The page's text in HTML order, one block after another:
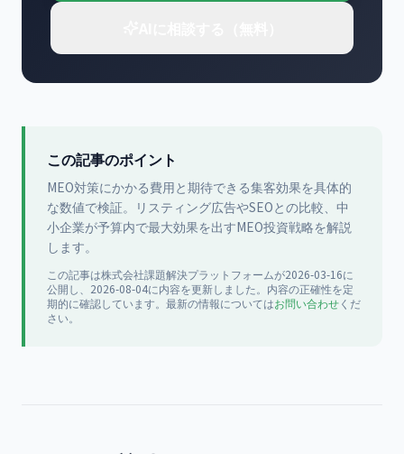
この記事のポイント
MEO対策にかかる費用と期待できる集客効果を具体的
な数値で検証。リスティング広告やSEOとの比較、中
小企業が予算内で最大効果を出すMEO投資戦略を解説
します。
この記事は株式会社課題解決プラットフォームが2026-03-16に
公開し、2026-08-04に内容を更新しました。内容の正確性を定
期的に確認しています。最新の情報についてはお問い合わせくだ
さい。